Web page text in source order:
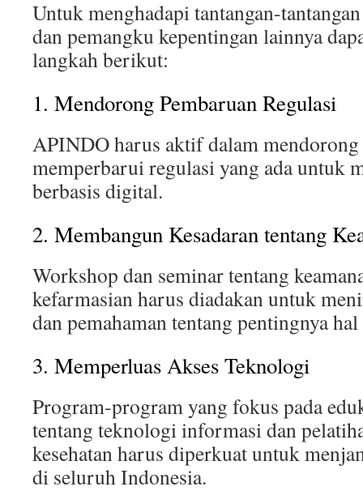
Untuk menghadapi tantangan-
dan pemangku kepentingan lainnya
langkah berikut:
1. Mendorong Pembaruan Regulasi
APINDO harus aktif dalam mendorong
memperbarui regulasi yang ada untuk
berbasis digital.
2. Membangun Kesadaran tentang
Workshop dan seminar tentang
kefarmasian harus diadakan untuk
dan pemahaman tentang pentingnya
3. Memperluas Akses Teknologi
Program-program yang fokus pada
tentang teknologi informasi dan
kesehatan harus diperkuat untuk
di seluruh Indonesia.